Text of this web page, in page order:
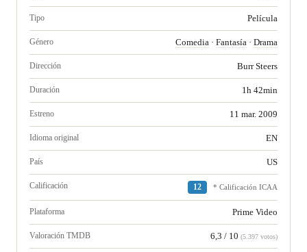
Tipo Película
Género Comedia · Fantasía · Drama
Dirección Burr Steers
Duración 1h 42min
Estreno 11 mar. 2009
Idioma original EN
País US
Calificación 12 * Calificación ICAA
Plataforma Prime Video
Valoración TMDB 6,3 / 10 (5.397 votos)